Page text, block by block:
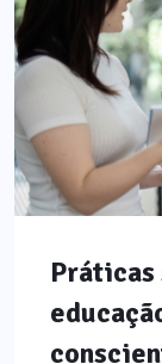
Práticas